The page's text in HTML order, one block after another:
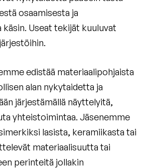
osaamisesta ja
Useat tekijät kuuluvat
edistää materiaalipohjaista
alan nykytaidetta ja
järjestämällä näyttelyitä,
yhteistoimintaa. Jäsenemme
lasista, keramiikasta tai
materiaalisuutta tai
perinteitä jollakin